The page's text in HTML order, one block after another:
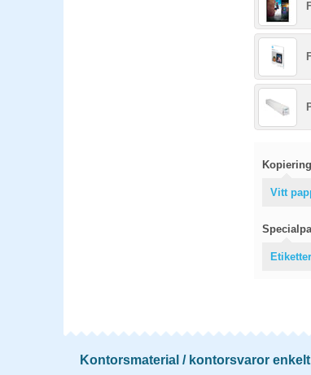
Vitt
Kontorsmaterial / kontorsvaror